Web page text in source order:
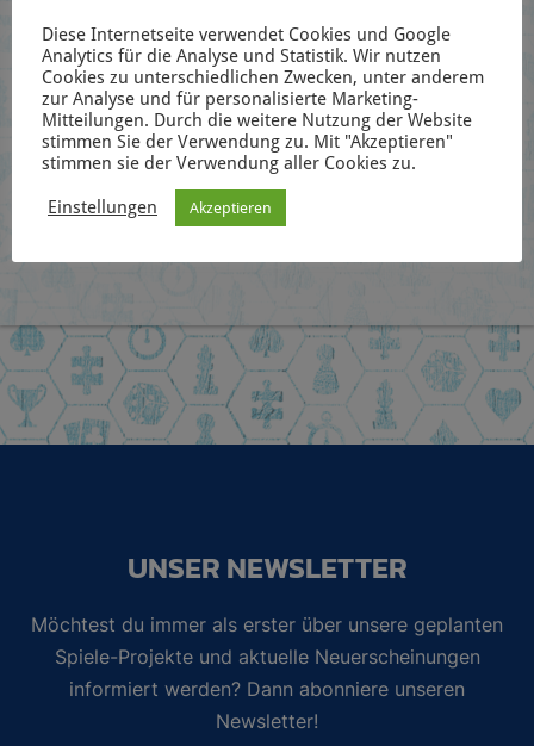
Pop-Up Store in Bayreuth! (11.08-22-08.)
The Elder Scrolls: Heroes of Tamriel erscheint
bei Frosted Games!
Schreibtischblick 144
Wave 2
UNSER NEWSLETTER
Möchtest du immer als erster über unsere geplanten
Spiele-Projekte und aktuelle Neuerscheinungen
informiert werden? Dann abonniere unseren
Newsletter!
Diese Internetseite verwendet Cookies und Google
Analytics für die Analyse und Statistik. Wir nutzen
Cookies zu unterschiedlichen Zwecken, unter anderem
zur Analyse und für personalisierte Marketing-
Mitteilungen. Durch die weitere Nutzung der Website
stimmen Sie der Verwendung zu. Mit "Akzeptieren"
stimmen sie der Verwendung aller Cookies zu.
Einstellungen Akzeptieren